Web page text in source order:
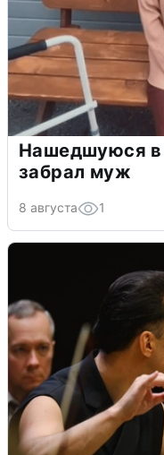
Нашедшуюся в
забрал муж
8 августа 1